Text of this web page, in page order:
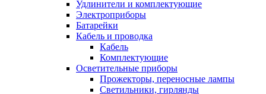
Удлинители и комплектующие
Электроприборы
Батарейки
Кабель и проводка
Кабель
Комплектующие
Осветительные приборы
Прожекторы, переносные лампы
Светильники, гирлянды